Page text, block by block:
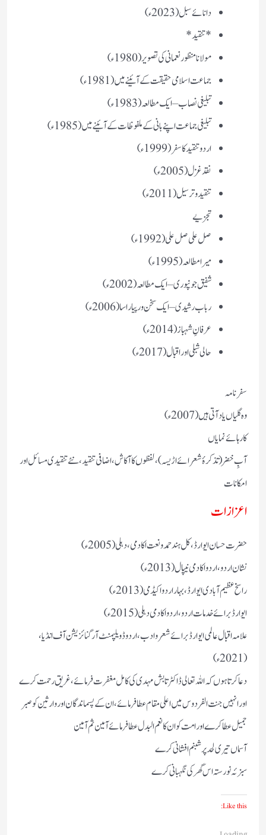
دانائے سبل (2023ء)
*تنقید*
مولانا منظور نعمانی کی تصویر (1980ء)
جماعت اسلامی حقیقت کے آئینے میں (1981ء)
تبلیغی نصاب – ایک مطالعہ (1983ء)
تبلیغی جماعت اپنے بانی کے ملفوظات کے آئینے میں (1985ء)
اردو تنقید کا سفر (1999ء)
نقد غزل (2005ء)
تنقید و ترسیل (2011ء)
تجزیے
صل علی صل علی (1992ء)
میرا مطالعہ (1995ء)
شفیق جونپوری – ایک مطالعہ (2002ء)
رباب رشیدی – ایک سخن ور پیارا سا (2006ء)
عرفانِ شہباز (2014ء)
حالی شبلی اور اقبال (2017ء)
سفرنامہ
وہ گلیاں یاد آتی ہیں (2007ء)
کارہائے نمایاں
آبِ خضر (تذکرۂ شعرائے اڑیسہ)، لفظوں کا آکاش، اضافی تنقید، نئے تنقیدی مسائل اور
امکانات
اعزازات
حضرت حسان ایوارڈ، کل ہند حمد و نعت اکادمی، دہلی (2005ء)
نشان اردو، اردو اکادمی نیپال (2013ء)
راسخ عظیم آبادی ایوارڈ، بہار اردو اکیڈمی (2013ء)
ایوارڈ برائے خدمات اردو، اردو اکادمی دہلی (2015ء)
علامہ اقبال عالمی ایوارڈ برائے شعر و ادب، اردو ڈویلپمنٹ آرگنائزیشن آف انڈیا،
(2021ء)
دعا کرتا ہوں کہ اللہ تعالی ڈاکٹر تابش مہدی کی کامل مغفرت فرمائے، غریق رحمت کرے
اور انہیں جنت الفردوس میں اعلی مقام عطا فرمائے، ان کے پسماندگان اور وارثین کو صبر
جمیل عطا کرے اور امت کو ان کا نعم البدل عطا فرمائے آمین ثم آمین
آسماں تیری لحد پر شبنم افشانی کرے
سبزئہ نورستہ اس گھر کی نگہبانی کرے
Like this: